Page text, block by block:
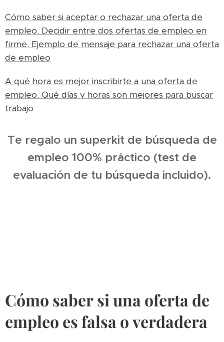
Cómo saber si aceptar o rechazar una oferta de
empleo. Decidir entre dos ofertas de empleo en
firme. Ejemplo de mensaje para rechazar una oferta
de empleo
A qué hora es mejor inscribirte a una oferta de
empleo. Qué días y horas son mejores para buscar
trabajo
Te regalo un superkit de búsqueda de
empleo 100% práctico (test de
evaluación de tu búsqueda incluido).
Cómo saber si una oferta de
empleo es falsa o verdadera